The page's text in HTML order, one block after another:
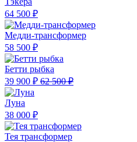
64 500 ₽
Медди-трансформер
58 500 ₽
Бетти рыбка
39 900 ₽ 62 500 ₽
Луна
38 000 ₽
Тея трансформер